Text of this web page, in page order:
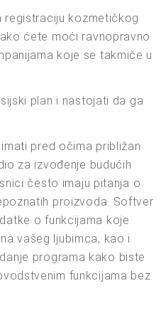
registraciju kozmetičkog
ćete moći ravnopravno
koje se takmiče u
plan i nastojati da ga
pred očima približan
za izvođenje budućih
često imaju pitanja o
proizvoda. Softver
o funkcijama koje
vašeg ljubimca, kao i
programa kako biste
funkcijama bez